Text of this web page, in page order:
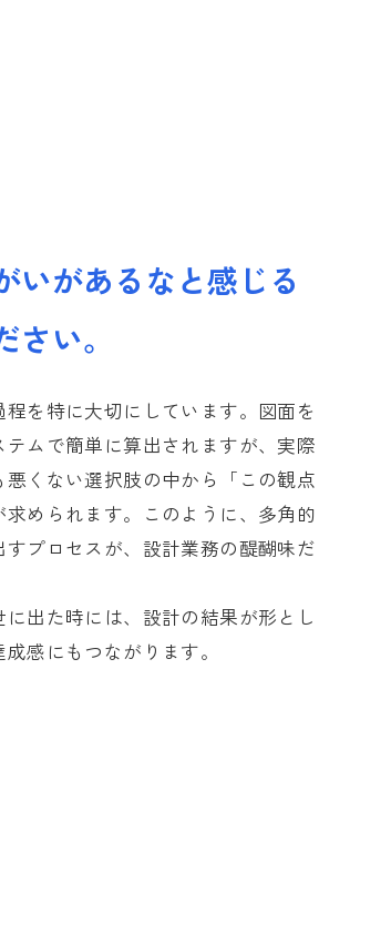
いがあるなと感じる
さい。
を特に大切にしています。図面を
ムで簡単に算出されますが、実際
くない選択肢の中から「この観点
められます。このように、多角的
プロセスが、設計業務の醍醐味だ
出た時には、設計の結果が形とし
感にもつながります。